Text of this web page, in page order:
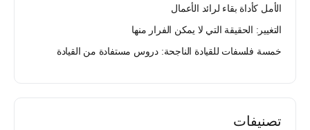
الأمل كأداة بقاء لرائد الأعمال
التغيير: الحقيقة التي لا يمكن الفرار منها
خمسة فلسفات للقيادة الناجحة: دروس مستفادة من القيادة
تصنيفات